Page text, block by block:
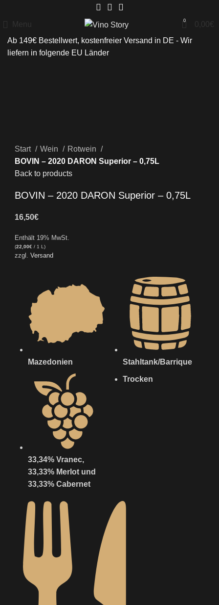
Menu 0 0,00€
Ab 149€ Bestellwert, kostenfreier Versand in DE - Wir
liefern in folgende EU Länder
Start Wein
Rotwein
BOVIN – 2020 DARON Superior – 0,75L
Back to products
BOVIN – 2020 DARON Superior – 0,75L
16,50€
Enthält 19% MwSt.
(22,00€ / 1 L)
zzgl. Versand
Mazedonien
33,34% Vranec,
33,33% Merlot und
33,33% Cabernet
Stahltank/Barrique
Trocken